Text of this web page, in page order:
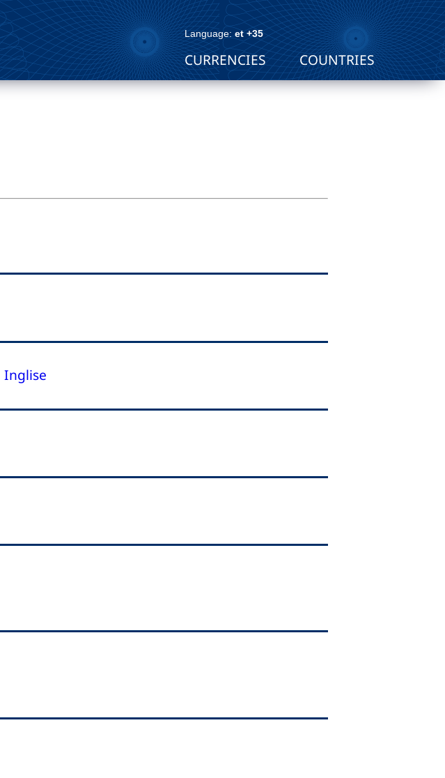
Language:et +35
CURRENCIES COUNTRIES
Inglise